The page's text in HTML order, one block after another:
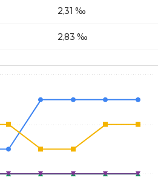
2,31 ‰
2,83 ‰